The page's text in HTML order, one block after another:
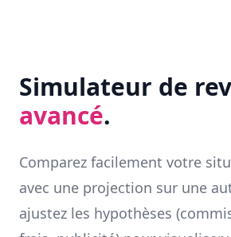
Simulateur de
avancé.
Comparez facilement votre
avec une projection sur une
ajustez les hypothèses